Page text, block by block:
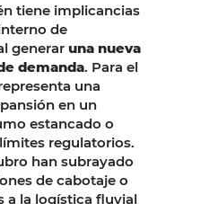
tiene implicancias
de
generar una nueva
demanda. Para el
una
en un
estancado o
regulatorios.
han subrayado
de cabotaje o
a la logística fluvial